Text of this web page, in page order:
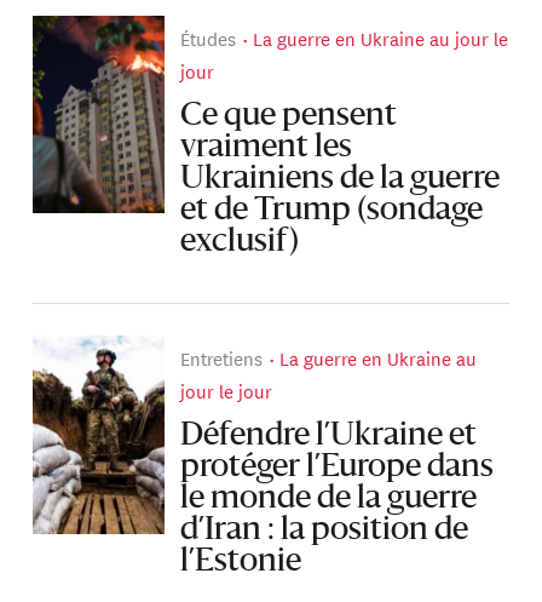
Études
La guerre en Ukraine au jour le
jour
Ce que pensent
vraiment les
Ukrainiens de la guerre
et de Trump (sondage
exclusif)
Entretiens
La guerre en Ukraine au
jour le jour
Défendre l’Ukraine et
protéger l’Europe dans
le monde de la guerre
d’Iran : la position de
l’Estonie